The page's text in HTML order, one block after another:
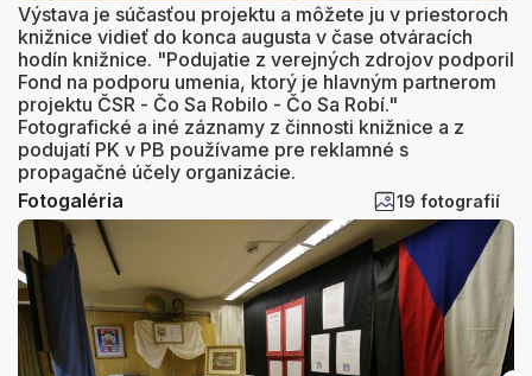
Výstava je súčasťou projektu a môžete ju v priestoroch
knižnice vidieť do konca augusta v čase otváracích
hodín knižnice. "Podujatie z verejných zdrojov podporil
Fond na podporu umenia, ktorý je hlavným partnerom
projektu ČSR - Čo Sa Robilo - Čo Sa Robí."
Fotografické a iné záznamy z činnosti knižnice a z
podujatí PK v PB používame pre reklamné s
propagačné účely organizácie.
Fotogaléria
19 fotografií